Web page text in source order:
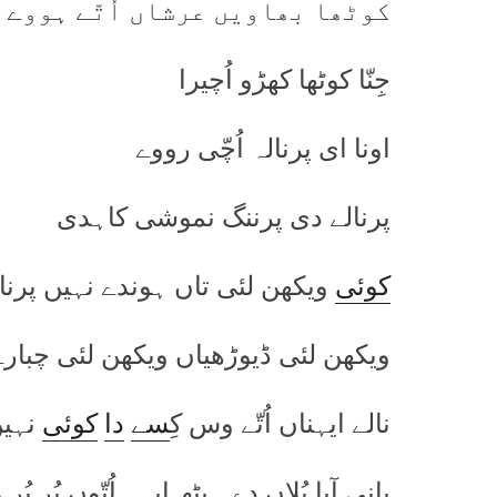
کوٹھا بھاویں عرشاں اُتّے ہووے
جِنّا کوٹھا کھڑو اُچیرا
اونا ای پرنالہ اُچّی رووے
پرنالے دی پرننگ نموشی کاہدی
کوئی ویکھن لئی تاں ہوندے نہیں
ویکھن لئی ڈیوڑھیاں ویکھن لئی
نالے ایہناں اُتّے وس کِسے دا کوئی